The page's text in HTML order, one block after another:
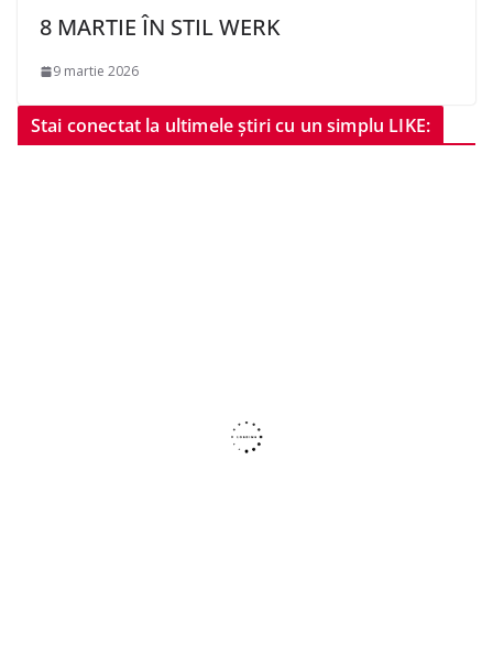
8 MARTIE ÎN STIL WERK
9 martie 2026
Stai conectat la ultimele știri cu un simplu LIKE: